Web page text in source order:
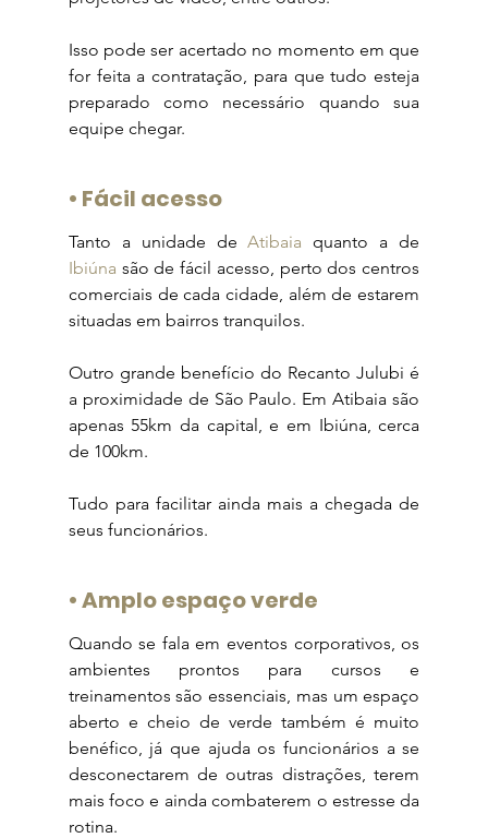
Isso pode ser acertado no momento em que
for feita a contratação, para que tudo esteja
preparado como necessário quando sua
equipe chegar.
• Fácil acesso
Tanto a unidade de Atibaia
Ibiúna são de fácil acesso, perto dos centros
comerciais de cada cidade, além de estarem
situadas em bairros tranquilos.
Outro grande benefício do Recanto Julubi é
a proximidade de São Paulo. Em Atibaia são
apenas 55km da capital, e em Ibiúna, cerca
de 100km.
Tudo para facilitar ainda mais a chegada de
seus funcionários.
• Amplo espaço verde
Quando se fala em eventos corporativos, os
ambientes prontos para cursos e
treinamentos são essenciais, mas um espaço
aberto e cheio de verde também é muito
benéfico, já que ajuda os funcionários a se
desconectarem de outras distrações, terem
mais foco e ainda combaterem o estresse da
rotina.